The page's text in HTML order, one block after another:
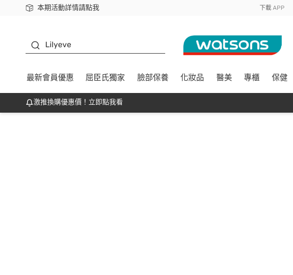
本期活動詳情請點我
下載app最高回饋$350 下載 APP
Lilyeve
最新會員優惠 屈臣氏獨家 臉部保養 化妝品 醫美 專櫃 保健
激推換購優惠價！立即點我看